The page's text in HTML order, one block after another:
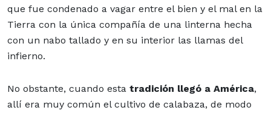
que fue condenado a vagar entre el bien y el mal en la
Tierra con la única compañía de una linterna hecha
con un nabo tallado y en su interior las llamas del
infierno.
No obstante, cuando esta tradición llegó a América,
allí era muy común el cultivo de calabaza, de modo